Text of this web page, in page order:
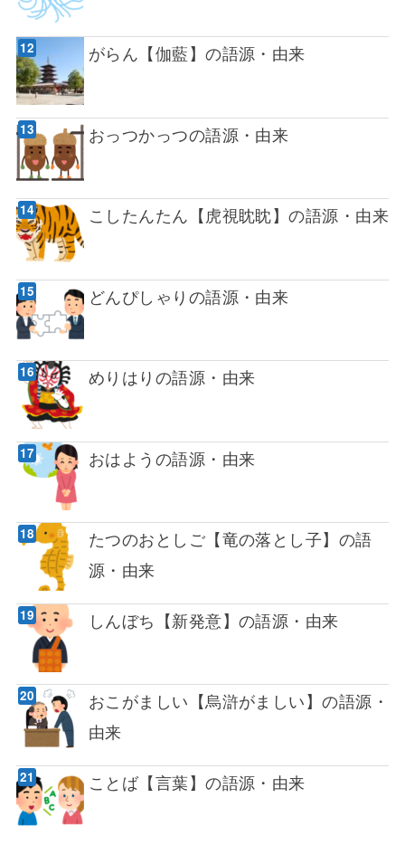
がらん【伽藍】の語源・由来
おっつかっつの語源・由来
こしたんたん【虎視眈眈】の語源・由来
どんぴしゃりの語源・由来
めりはりの語源・由来
おはようの語源・由来
たつのおとしご【竜の落とし子】の語
源・由来
しんぼち【新発意】の語源・由来
おこがましい【烏滸がましい】の語源・
由来
ことば【言葉】の語源・由来